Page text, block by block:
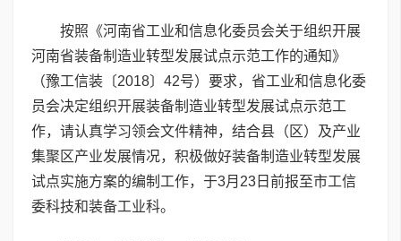
按照《河南省工业和信息化委员会关于组织开展
河南省装备制造业转型发展试点示范工作的通知》
（豫工信装〔2018〕42号）要求，省工业和信息化委
员会决定组织开展装备制造业转型发展试点示范工
作，请认真学习领会文件精神，结合县（区）及产业
集聚区产业发展情况，积极做好装备制造业转型发展
试点实施方案的编制工作，于3月23日前报至市工信
委科技和装备工业科。